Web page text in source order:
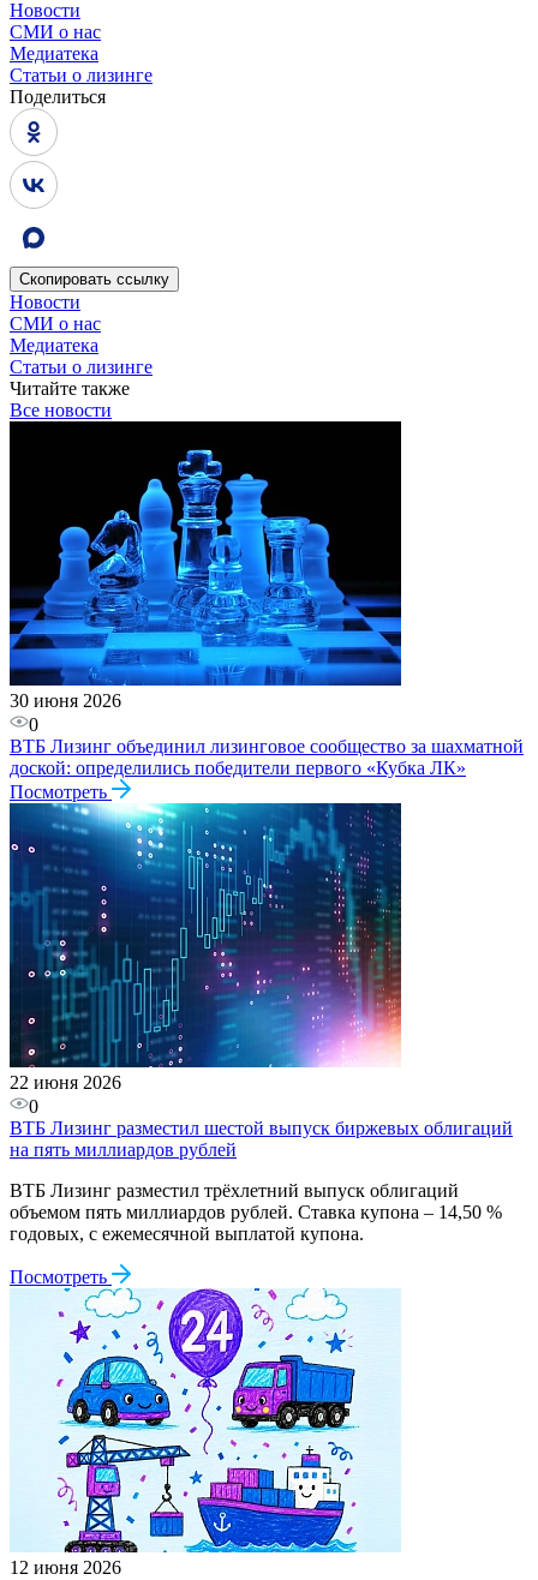
Новости
СМИ о нас
Медиатека
Статьи о лизинге
Поделиться
Скопировать ссылку
Новости
СМИ о нас
Медиатека
Статьи о лизинге
Читайте также
Все новости
30 июня 2026
0
ВТБ Лизинг объединил лизинговое сообщество за шахматной
доской: определились победители первого «Кубка ЛК»
Посмотреть
22 июня 2026
0
ВТБ Лизинг разместил шестой выпуск биржевых облигаций
на пять миллиардов рублей
ВТБ Лизинг разместил трёхлетний выпуск облигаций
объемом пять миллиардов рублей. Ставка купона – 14,50 %
годовых, с ежемесячной выплатой купона.
Посмотреть
12 июня 2026